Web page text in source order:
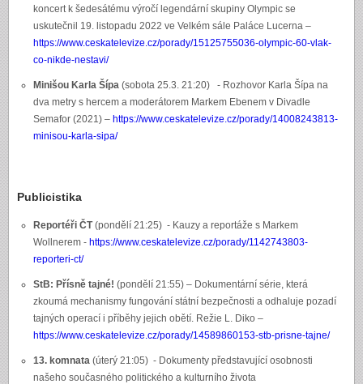
koncert k šedesátému výročí legendární skupiny Olympic se
uskutečnil 19. listopadu 2022 ve Velkém sále Paláce Lucerna –
https://www.ceskatelevize.cz/porady/15125755036-olympic-60-vlak-
co-nikde-nestavi/
Minišou Karla Šípa (sobota 25.3. 21:20) - Rozhovor Karla Šípa na
dva metry s hercem a moderátorem Markem Ebenem v Divadle
Semafor (2021) – https://www.ceskatelevize.cz/porady/14008243813-
minisou-karla-sipa/
Publicistika
Reportéři ČT(pondělí 21:25) - Kauzy a reportáže s Markem
Wollnerem - https://www.ceskatelevize.cz/porady/1142743803-
reporteri-ct/
StB: Přísně tajné! (pondělí 21:55) – Dokumentární série, která
zkoumá mechanismy fungování státní bezpečnosti a odhaluje pozadí
tajných operací i příběhy jejich obětí. Režie L. Diko –
https://www.ceskatelevize.cz/porady/14589860153-stb-prisne-tajne/
13. komnata (úterý 21:05) - Dokumenty představující osobnosti
našeho současného politického a kulturního života